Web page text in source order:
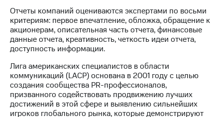
Отчеты компаний оцениваются экспертами по восьми
критериям: первое впечатление, обложка, обращение к
акционерам, описательная часть отчета, финансовые
данные отчета, креативность, четкость идеи отчета,
доступность информации.
Лига американских специалистов в области
коммуникаций (LACP) основана в 2001 году с целью
создания сообщества PR-профессионалов,
призванного содействовать продвижению лучших
достижений в этой сфере и выявлению сильнейших
игроков глобального рынка, которые демонстрируют